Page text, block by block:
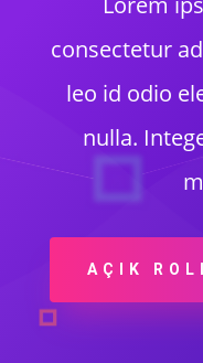
consectetur
leo id odio
nulla.
AÇIK